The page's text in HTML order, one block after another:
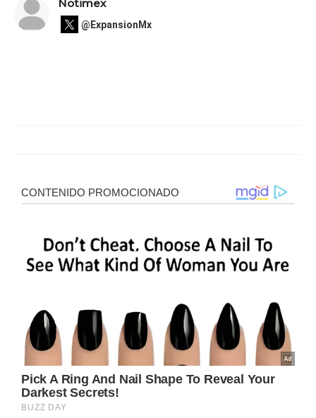
Notimex
@ExpansionMx